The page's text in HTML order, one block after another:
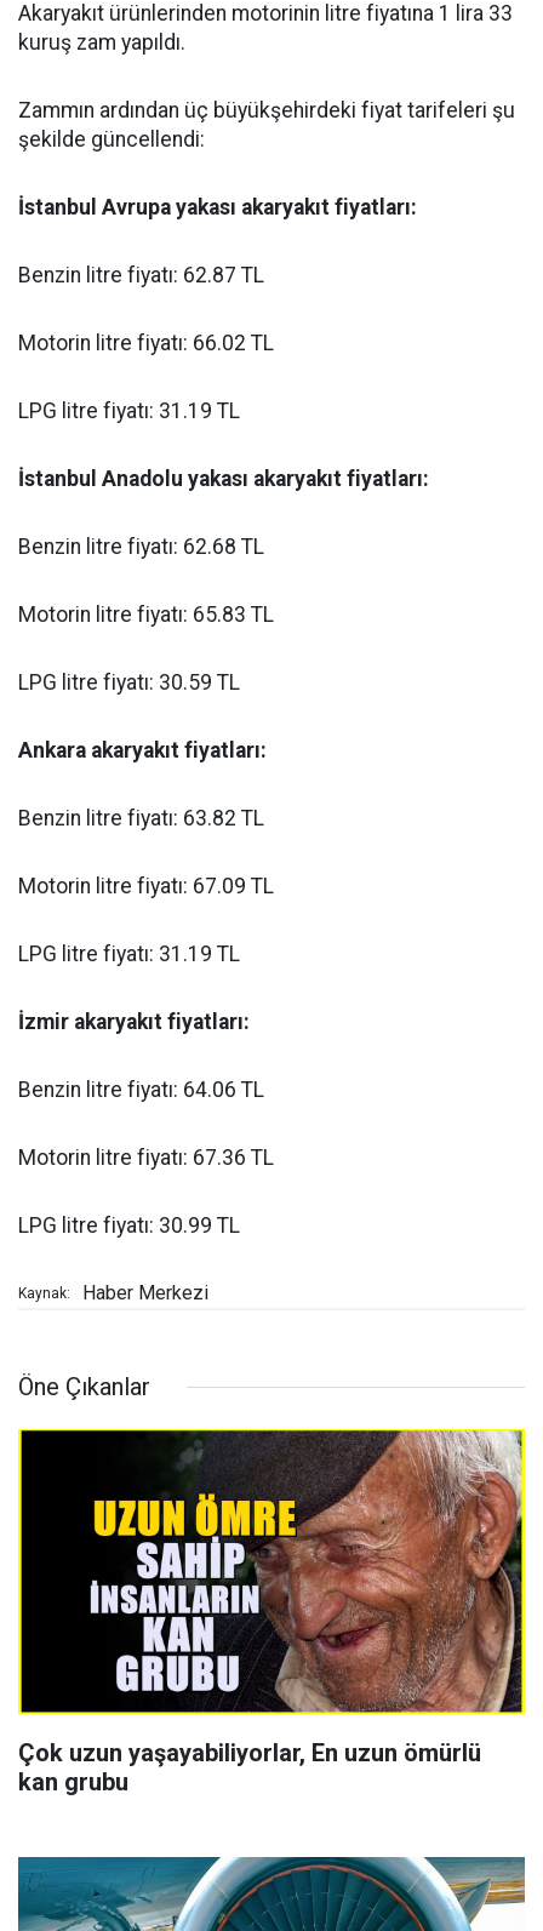
Akaryakıt ürünlerinden motorinin litre fiyatına 1 lira 33
kuruş zam yapıldı.
Zammın ardından üç büyükşehirdeki fiyat tarifeleri şu
şekilde güncellendi:
İstanbul Avrupa yakası akaryakıt fiyatları:
Benzin litre fiyatı: 62.87 TL
Motorin litre fiyatı: 66.02 TL
LPG litre fiyatı: 31.19 TL
İstanbul Anadolu yakası akaryakıt fiyatları:
Benzin litre fiyatı: 62.68 TL
Motorin litre fiyatı: 65.83 TL
LPG litre fiyatı: 30.59 TL
Ankara akaryakıt fiyatları:
Benzin litre fiyatı: 63.82 TL
Motorin litre fiyatı: 67.09 TL
LPG litre fiyatı: 31.19 TL
İzmir akaryakıt fiyatları:
Benzin litre fiyatı: 64.06 TL
Motorin litre fiyatı: 67.36 TL
LPG litre fiyatı: 30.99 TL
Kaynak: Haber Merkezi
Öne Çıkanlar
Çok uzun yaşayabiliyorlar, En uzun ömürlü
kan grubu